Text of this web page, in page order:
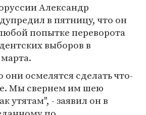
Александр
в пятницу, что он
попытке переворота
выборов в
они осмелятся сделать что-
Мы свернем им шею
утятам", - заявил он в